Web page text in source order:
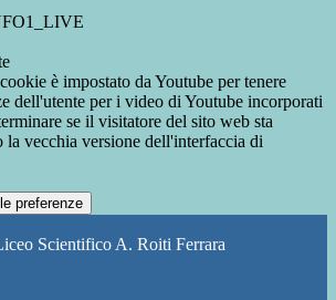
è impostato da Youtube per tenere
dell'utente per i video di Youtube incorporati
se il visitatore del sito web sta
vecchia versione dell'interfaccia di
preferenze
Scientifico A. Roiti Ferrara